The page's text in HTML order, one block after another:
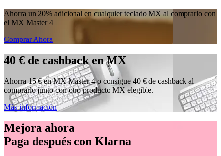
Ahorra un 20% adicional en cualquier teclado MX al comprarlo con
el MX Master 4
Comprar Ahora
40 € de cashback en MX
Ahorra 15 € en MX Master 4 o consigue 40 € de cashback al
comprarlo junto con otro producto MX elegible.
Más información
Mejora ahora
Paga después con Klarna